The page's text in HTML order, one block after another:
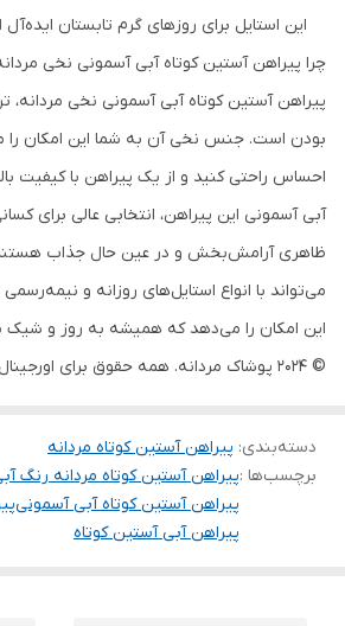
این استایل برای روزهای گرم تابستان
چرا پیراهن آستین کوتاه آبی آسمونی نخی
پیراهن آستین کوتاه آبی آسمونی نخی مردانه،
بودن است. جنس نخی آن به شما این امکان
احساس راحتی کنید و از یک پیراهن با کیفیت
آبی آسمونی این پیراهن، انتخابی عالی برای
ظاهری آرامش‌بخش و در عین حال جذاب
می‌تواند با انواع استایل‌های روزانه و
این امکان را می‌دهد که همیشه به روز و شیک
© 2024 پوشاک مردانه. همه حقوق برای اورجینال دیلم محفوظ است.
دسته‌بندی: پیراهن آستین کوتاه مردانه
برچسب‌ها :پیراهن آستین کوتاه مردانه رنگ
پیراهن آستین کوتاه آبی آسمونی
پیراهن آبی آستین کوتاه